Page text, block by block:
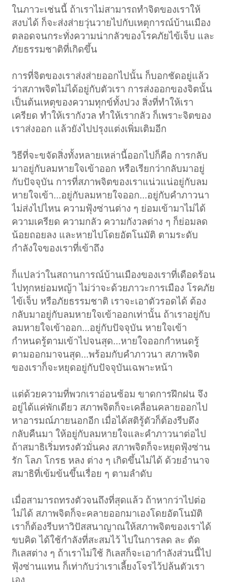
ในภาวะเช่นนี้ ถ้าเราไม่สามารถทำจิตของเราให้
สงบได้ ก็จะส่งส่ายวุ่นวายไปกับเหตุการณ์บ้านเมือง
ตลอดจนกระทั่งความน่ากลัวของโรคภัยไข้เจ็บ และ
ภัยธรรมชาติที่เกิดขึ้น
การที่จิตของเราส่งส่ายออกไปนั้น ก็บอกชัดอยู่แล้ว
ว่าสภาพจิตไม่ได้อยู่กับตัวเรา การส่งออกของจิตนั้น
เป็นต้นเหตุของความทุกข์ทั้งปวง สิ่งที่ทำให้เรา
เครียด ทำให้เรากังวล ทำให้เรากลัว ก็เพราะจิตของ
เราส่งออก แล้วยังไปปรุงแต่งเพิ่มเติมอีก
วิธีที่จะขจัดสิ่งทั้งหลายเหล่านี้ออกไปก็คือ การกลับ
มาอยู่กับลมหายใจเข้าออก หรือเรียกว่ากลับมาอยู่
กับปัจจุบัน การที่สภาพจิตของเราแน่วแน่อยู่กับลม
หายใจเข้า...อยู่กับลมหายใจออก...อยู่กับคำภาวนา
ไม่ส่งไปไหน ความฟุ้งซ่านต่าง ๆ ย่อมเข้ามาไม่ได้
ความเครียด ความกลัว ความกังวลต่าง ๆ ก็ย่อมลด
น้อยถอยลง และหายไปโดยอัตโนมัติ ตามระดับ
กำลังใจของเราที่เข้าถึง
ก็แปลว่าในสถานการณ์บ้านเมืองของเราที่เดือดร้อน
ไปทุกหย่อมหญ้า ไม่ว่าจะด้วยภาวะการเมือง โรคภัย
ไข้เจ็บ หรือภัยธรรมชาติ เราจะเอาตัวรอดได้ ต้อง
กลับมาอยู่กับลมหายใจเข้าออกเท่านั้น ถ้าเราอยู่กับ
ลมหายใจเข้าออก...อยู่กับปัจจุบัน หายใจเข้า
กำหนดรู้ตามเข้าไปจนสุด...หายใจออกกำหนดรู้
ตามออกมาจนสุด...พร้อมกับคำภาวนา สภาพจิต
ของเราก็จะหยุดอยู่กับปัจจุบันเฉพาะหน้า
แต่ด้วยความที่พวกเราอ่อนซ้อม ขาดการฝึกฝน จึง
อยู่ได้แค่พักเดียว สภาพจิตก็จะเคลื่อนคลายออกไป
หาอารมณ์ภายนอกอีก เมื่อได้สติรู้ตัวก็ต้องรีบดึง
กลับคืนมา ให้อยู่กับลมหายใจและคำภาวนาต่อไป
ถ้าสมาธิเริ่มทรงตัวมั่นคง สภาพจิตก็จะหยุดฟุ้งซ่าน
รัก โลภ โกรธ หลง ต่าง ๆ เกิดขึ้นไม่ได้ ด้วยอำนาจ
สมาธิที่เข้มข้นขึ้นเรื่อย ๆ ตามลำดับ
เมื่อสามารถทรงตัวจนถึงที่สุดแล้ว ถ้าหากว่าไปต่อ
ไม่ได้ สภาพจิตก็จะคลายออกมาเองโดยอัตโนมัติ
เราก็ต้องรีบหาวิปัสสนาญาณให้สภาพจิตของเราได้
ขบคิด ได้ใช้กำลังที่สะสมไว้ ไปในการลด ละ ตัด
กิเลสต่าง ๆ ถ้าเราไม่ใช้ กิเลสก็จะเอากำลังส่วนนี้ไป
ฟุ้งซ่านแทน ก็เท่ากับว่าเราเลี้ยงโจรไว้ปล้นตัวเรา